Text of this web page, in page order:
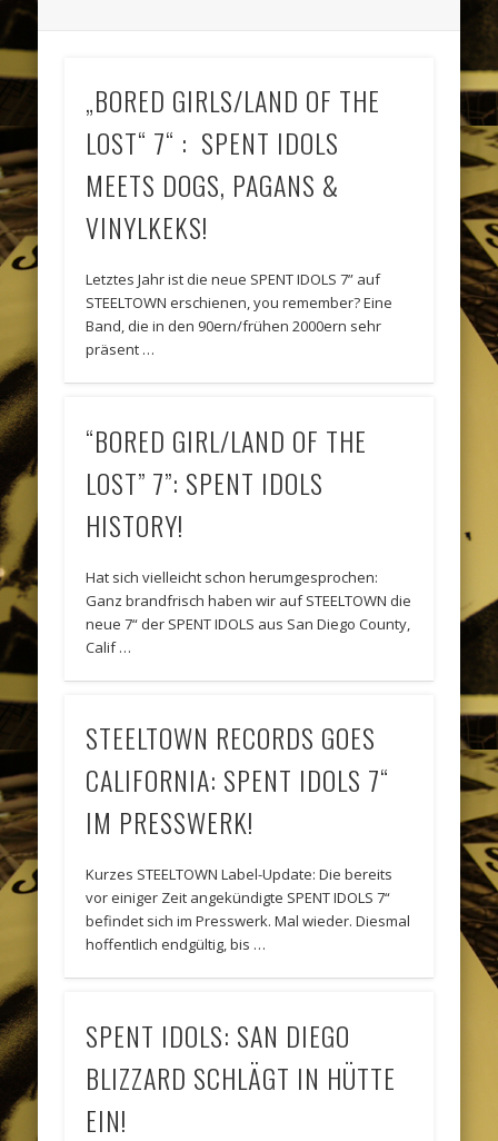
„BORED GIRLS/LAND OF THE
LOST“ 7“ : SPENT IDOLS
MEETS DOGS, PAGANS &
VINYLKEKS!
Letztes Jahr ist die neue SPENT IDOLS 7” auf
STEELTOWN erschienen, you remember? Eine
Band, die in den 90ern/frühen 2000ern sehr
präsent …
“BORED GIRL/LAND OF THE
LOST” 7”: SPENT IDOLS
HISTORY!
Hat sich vielleicht schon herumgesprochen:
Ganz brandfrisch haben wir auf STEELTOWN die
neue 7“ der SPENT IDOLS aus San Diego County,
Calif …
STEELTOWN RECORDS GOES
CALIFORNIA: SPENT IDOLS 7“
IM PRESSWERK!
Kurzes STEELTOWN Label-Update: Die bereits
vor einiger Zeit angekündigte SPENT IDOLS 7“
befindet sich im Presswerk. Mal wieder. Diesmal
hoffentlich endgültig, bis …
SPENT IDOLS: SAN DIEGO
BLIZZARD SCHLÄGT IN HÜTTE
EIN!